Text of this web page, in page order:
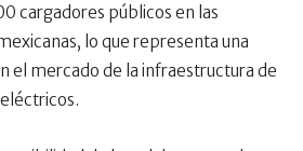
cargadores públicos en las
lo que representa una
el mercado de la infraestructura de